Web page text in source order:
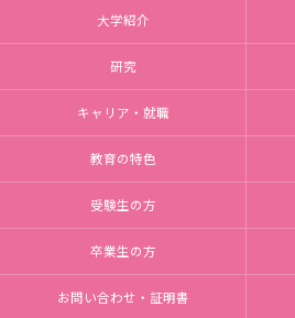
大学紹介
研究
キャリア・就職
教育の特色
受験生の方
卒業生の方
お問い合わせ・証明書